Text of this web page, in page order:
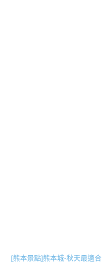
[熊本景點]熊本城-秋天最適合